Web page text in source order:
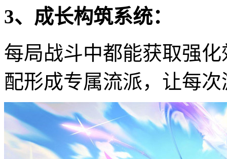
3、成长构筑系统：
每局战斗中都能获取强
配形成专属流派，让每